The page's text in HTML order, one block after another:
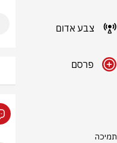
צבע אדום
פרסם
תמיכה